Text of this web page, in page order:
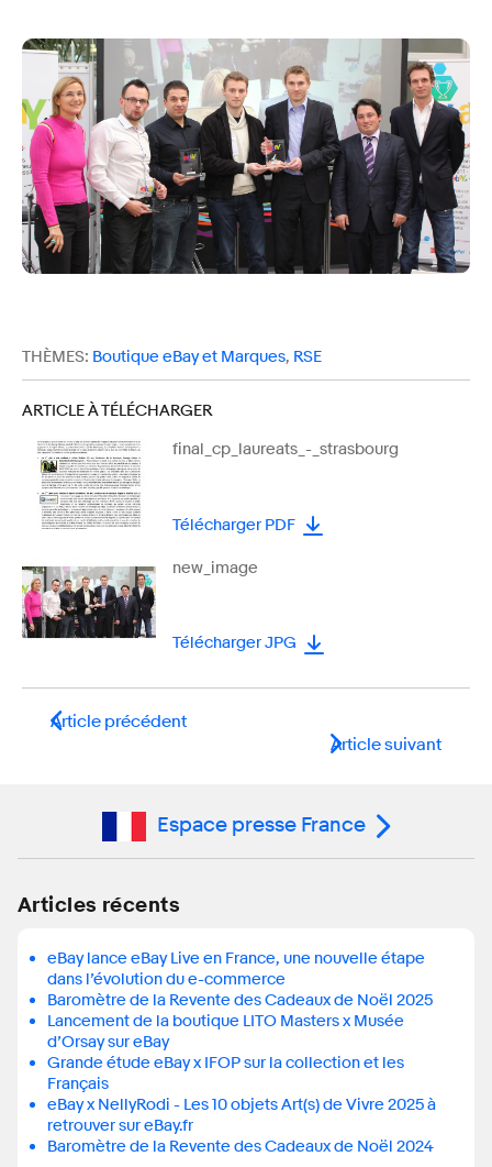
THÈMES: Boutique eBay et Marques, RSE
ARTICLE À TÉLÉCHARGER
final_cp_laureats_-_strasbourg
Télécharger PDF
new_image
Télécharger JPG
Article précédent
Article suivant
Espace presse France
Articles récents
eBay lance eBay Live en France, une nouvelle étape
dans l’évolution du e-commerce
Baromètre de la Revente des Cadeaux de Noël 2025
Lancement de la boutique LITO Masters x Musée
d’Orsay sur eBay
Grande étude eBay x IFOP sur la collection et les
Français
eBay x NellyRodi - Les 10 objets Art(s) de Vivre 2025 à
retrouver sur eBay.fr
Baromètre de la Revente des Cadeaux de Noël 2024